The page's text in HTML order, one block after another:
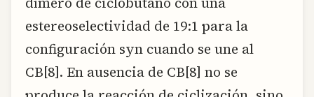
estereoselectividad de 19:1 para la
configuración syn cuando se une al
CB[8]. En ausencia de CB[8] no se